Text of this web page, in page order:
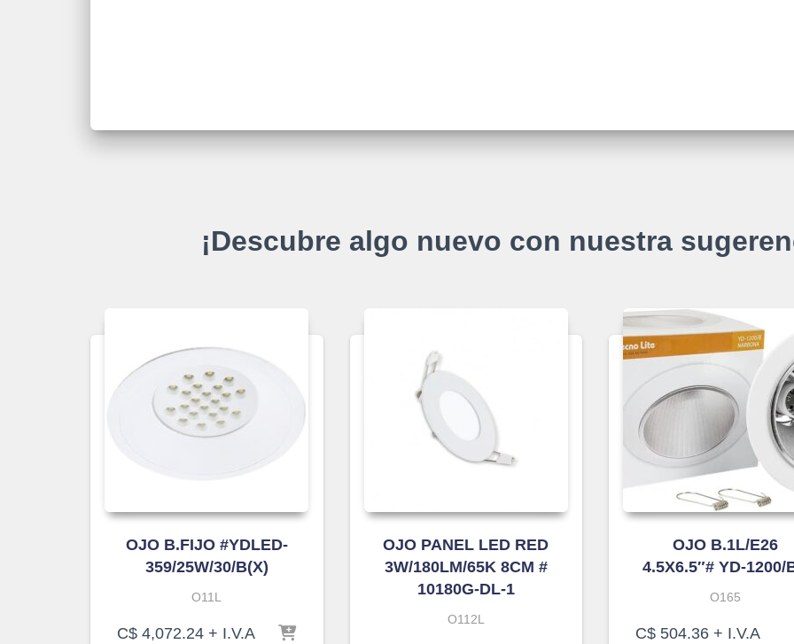
¡Descubre algo nuevo con nuestra
OJO B.FIJO #YDLED-
359/25W/30/B(X)
O11L
C$ 4,072.24 + I.V.A
OJO PANEL LED RED
3W/180LM/65K 8CM #
10180G-DL-1
O112L
OJO B.1L/E26
4.5X6.5″# YD-1200/
O165
C$ 504.36 + I.V.A